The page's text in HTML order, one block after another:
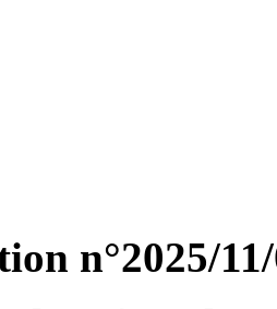
n°2025/